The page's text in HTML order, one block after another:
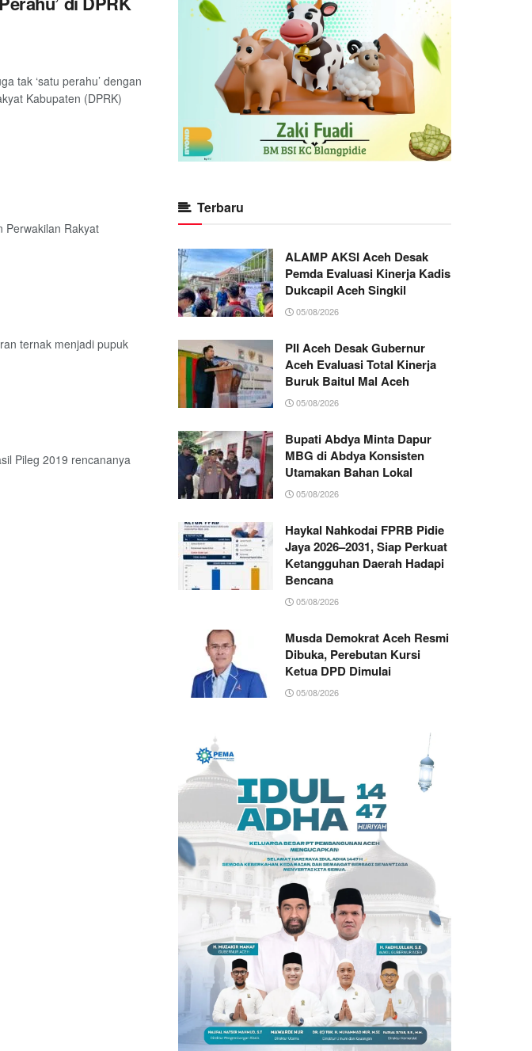
tak ‘satu perahu’ dengan
Kabupaten (DPRK)
Perwakilan Rakyat
ternak menjadi pupuk
Pileg 2019 rencananya
Terbaru
ALAMP AKSI Aceh Desak
Pemda Evaluasi Kinerja Kadis
Dukcapil Aceh Singkil
05/08/2026
PII Aceh Desak Gubernur
Aceh Evaluasi Total Kinerja
Buruk Baitul Mal Aceh
05/08/2026
Bupati Abdya Minta Dapur
MBG di Abdya Konsisten
Utamakan Bahan Lokal
05/08/2026
Haykal Nahkodai FPRB Pidie
Jaya 2026–2031, Siap Perkuat
Ketangguhan Daerah Hadapi
Bencana
05/08/2026
Musda Demokrat Aceh Resmi
Dibuka, Perebutan Kursi
Ketua DPD Dimulai
05/08/2026